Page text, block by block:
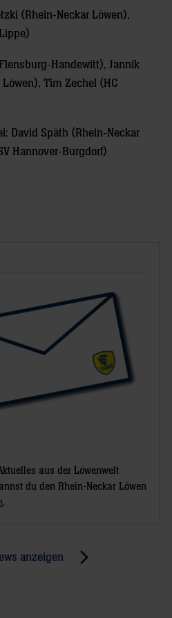
(Rhein-Neckar Löwen),
Handewitt), Jannik
Tim Zechel (HC
David Späth (Rhein-Neckar
Hannover-Burgdorf)
aus der Löwenwelt
du den Rhein-Neckar Löwen
.
anzeigen